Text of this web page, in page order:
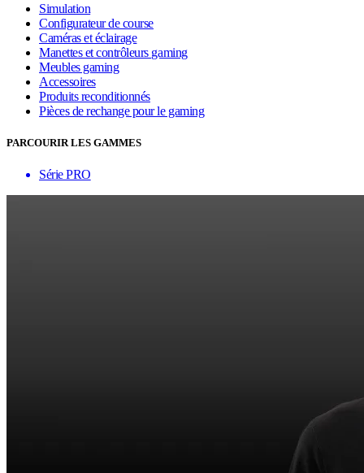
Simulation
Configurateur de course
Caméras et éclairage
Manettes et contrôleurs gaming
Meubles gaming
Accessoires
Produits reconditionnés
Pièces de rechange pour le gaming
PARCOURIR LES GAMMES
Série PRO